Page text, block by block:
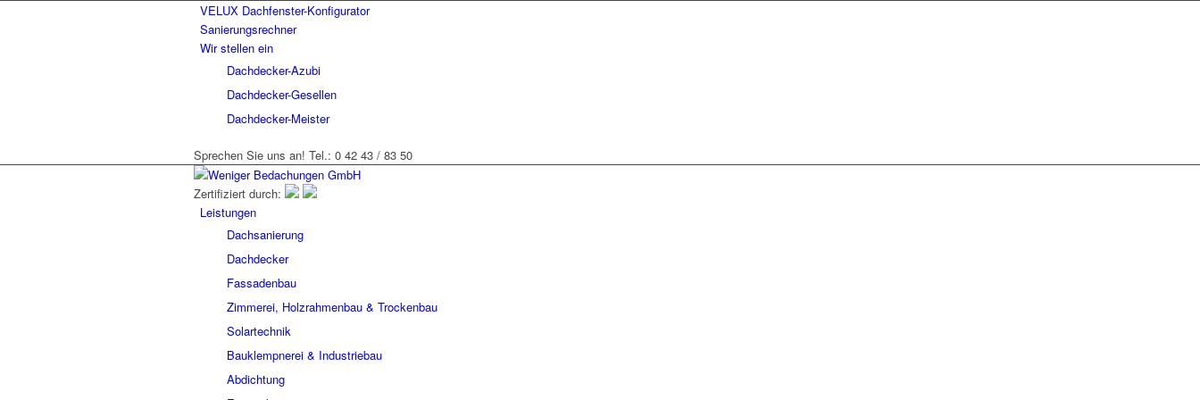
VELUX Dachfenster-Konfigurator
Sanierungsrechner
Wir stellen ein
Dachdecker-Azubi
Dachdecker-Gesellen
Dachdecker-Meister
Sprechen Sie uns an! Tel.: 0 42 43 / 83 50
Zertifiziert durch:
Leistungen
Dachsanierung
Dachdecker
Fassadenbau
Zimmerei, Holzrahmenbau & Trockenbau
Solartechnik
Bauklempnerei & Industriebau
Abdichtung